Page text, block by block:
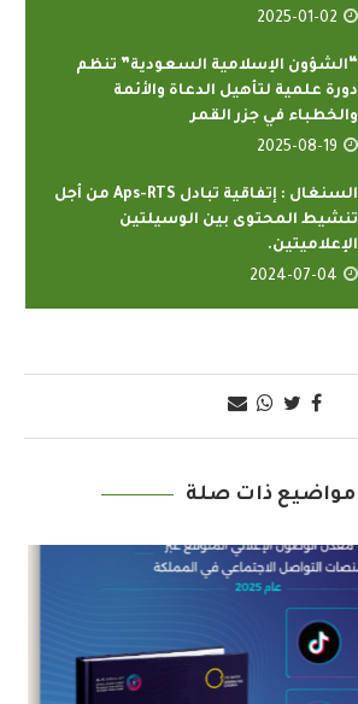
2025-01-02
“الشؤون الإسلامية السعودية” تنظم
دورة علمية لتأهيل الدعاة والأئمة
والخطباء في جزر القمر
2025-08-19
السنغال : إتفاقية تبادل Aps-RTS من أجل
تنشيط المحتوى بين الوسيلتين
الإعلاميتين.
2024-07-04
مواضيع ذات صلة